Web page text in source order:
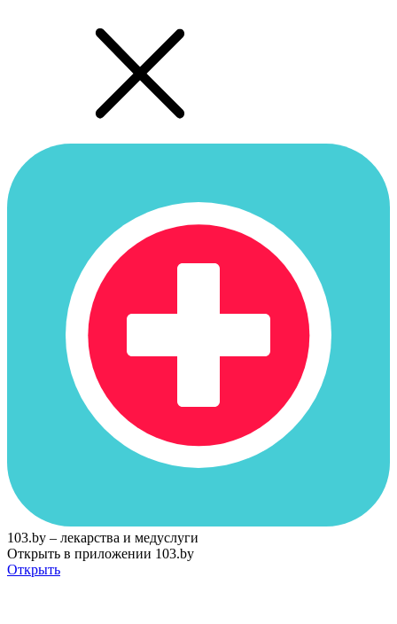
103.by – лекарства и медуслуги
Открыть в приложении 103.by
Открыть